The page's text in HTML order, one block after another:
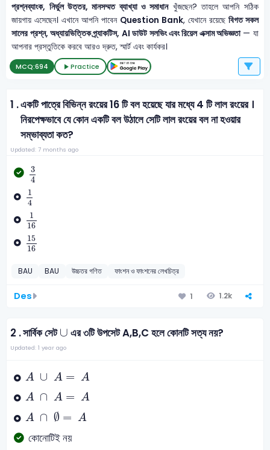
প্রশ্নব্যাংক, নির্ভুল উত্তর, মানসম্মত ব্যাখ্যা ও সমাধানখুঁজছেন? তাহলে আপনি সঠিক
জায়গায় এসেছেন। এখানে আপনি পাবেন Question Bank, যেখানে রয়েছে বিগত সকল
সালের প্রশ্ন, অধ্যায়ভিত্তিক প্র্যাকটিস, AI ডাউট সলভিং এবং রিয়েল এক্সাম অভিজ্ঞতা— যা
আপনার প্রস্তুতিকে করবে আরও দ্রুত, স্মার্ট এবং কার্যকর।
MCQ:694 Practice
1 .একটি পাত্রে বিভিন্ন রংয়ের 16 টি বল হয়েছে যার মধ্যে 4 টি লাল রংয়ের ।
নিরপেক্ষভাবে যে কোন একটি বল উঠালে সেটি লাল রংয়ের বল না হওয়ার
সম্ভাব্যতা কত?
Updated: 7 months ago
3
4
3
1
4
14
1
16
16
15
16
15
BAU BAU উচ্চতর গণিত ফাংশন ও ফাংশনের লেখচিত্র
Des 1 1.2k
2 .সার্বিক সেট∪
∪ এর ৩টি উপসেট A,B,C হলে কোনটি সত্য নয়?
Updated: 1 year ago
A ∪ A = A
A ∪ =
A ∩ A = A
A ∩ =
A ∩ ∅ = A
A ∩ ∅=
কোনোটিই নয়